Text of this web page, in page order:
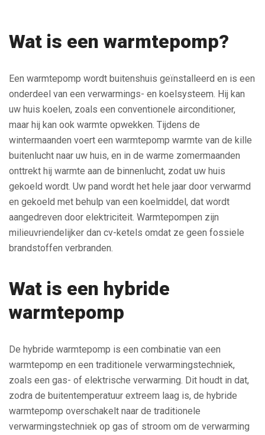
Wat is een warmtepomp?
Een warmtepomp wordt buitenshuis geïnstalleerd en is een
onderdeel van een verwarmings- en koelsysteem. Hij kan
uw huis koelen, zoals een conventionele airconditioner,
maar hij kan ook warmte opwekken. Tijdens de
wintermaanden voert een warmtepomp warmte van de kille
buitenlucht naar uw huis, en in de warme zomermaanden
onttrekt hij warmte aan de binnenlucht, zodat uw huis
gekoeld wordt. Uw pand wordt het hele jaar door verwarmd
en gekoeld met behulp van een koelmiddel, dat wordt
aangedreven door elektriciteit. Warmtepompen zijn
milieuvriendelijker dan cv-ketels omdat ze geen fossiele
brandstoffen verbranden.
Wat is een hybride
warmtepomp
De hybride warmtepomp is een combinatie van een
warmtepomp en een traditionele verwarmingstechniek,
zoals een gas- of elektrische verwarming. Dit houdt in dat,
zodra de buitentemperatuur extreem laag is, de hybride
warmtepomp overschakelt naar de traditionele
verwarmingstechniek op gas of stroom om de verwarming